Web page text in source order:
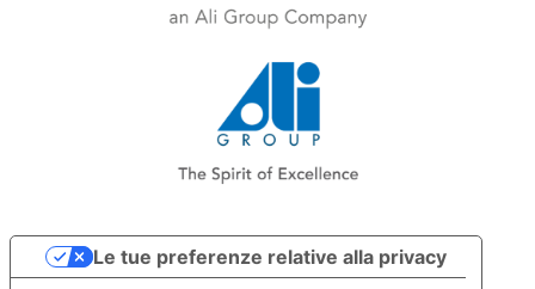
Le tue preferenze relative alla privacy